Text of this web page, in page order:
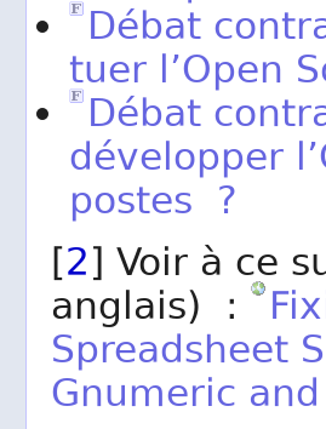
Débat
tuer l’Open
Débat
développer
postes ?
[2] Voir à ce
anglais) :
Spreadsheet
Gnumeric